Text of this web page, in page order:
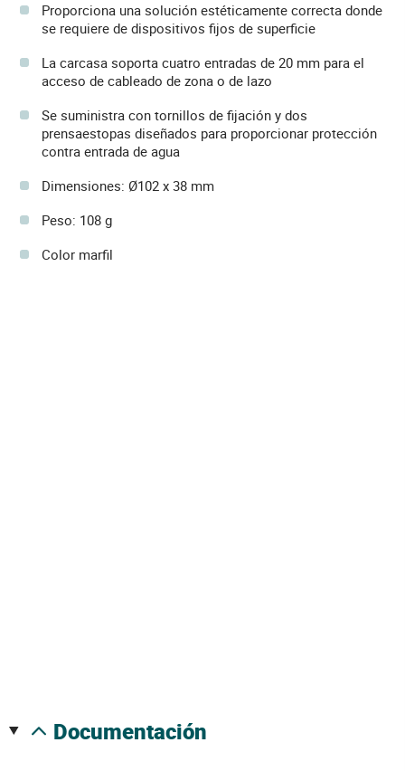
Proporciona una solución estéticamente correcta donde
se requiere de dispositivos fijos de superficie
La carcasa soporta cuatro entradas de 20 mm para el
acceso de cableado de zona o de lazo
Se suministra con tornillos de fijación y dos
prensaestopas diseñados para proporcionar protección
contra entrada de agua
Dimensiones: Ø102 x 38 mm
Peso: 108 g
Color marfil
documentación